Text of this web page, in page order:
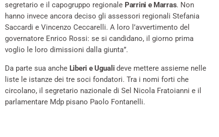
segretario e il capogruppo regionale Parrini e Marras. Non
hanno invece ancora deciso gli assessori regionali Stefania
Saccardi e Vincenzo Ceccarelli. A loro l’avvertimento del
governatore Enrico Rossi: se si candidano, il giorno prima
voglio le loro dimissioni dalla giunta”.
Da parte sua anche Liberi e Uguali deve mettere assieme nelle
liste le istanze dei tre soci fondatori. Tra i nomi forti che
circolano, il segretario nazionale di Sel Nicola Fratoianni e il
parlamentare Mdp pisano Paolo Fontanelli.